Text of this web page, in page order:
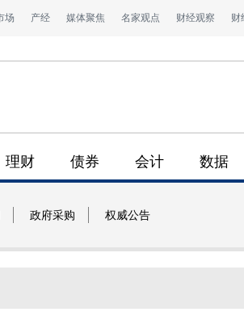
场 产经 媒体聚焦 名家观点 财经观察 财
理财 债券 会计 数据
政府采购 权威公告